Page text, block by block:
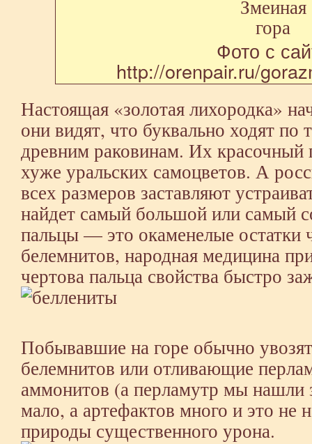
Фото с
http://orenpair.ru/
Настоящая «золотая лихородка»
они видят, что буквально ходят по
древним раковинам. Их красочный
хуже уральских самоцветов. А
всех размеров заставляют
найдет самый большой или самый
пальцы — это окаменелые остатки
белемнитов, народная медицина
чертова пальца свойства быстро
Побывавшие на горе обычно
белемнитов или отливающие
аммонитов (а перламутр мы нашли
мало, а артефактов много и это не
природы существенного урона.